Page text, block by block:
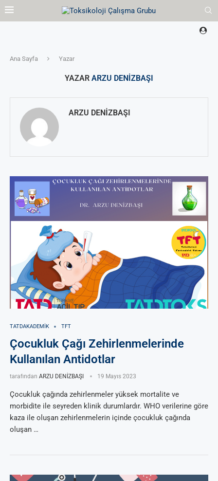
Ana Sayfa Yazar
YAZAR ARZU DENİZBAŞI
ARZU DENİZBAŞI
TATDAKADEMIK TFT
Çocukluk Çağı Zehirlenmelerinde
Kullanılan Antidotlar
tarafından ARZU DENİZBAŞI 19 Mayıs 2023
Çocukluk çağında zehirlenmeler yüksek mortalite ve
morbidite ile seyreden klinik durumlardır. WHO verilerine göre
kaza ile oluşan zehirlenmelerin içinde çocukluk çağında
oluşan …